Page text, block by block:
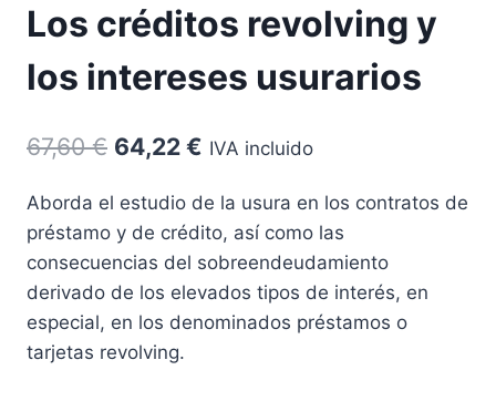
Los créditos revolving y
los intereses usurarios
67,60€ El
original
era:
67,60 €.
64,22€ El
actual
es:
64,22 €.
IVA incluido
Aborda el estudio de la usura en los contratos de
préstamo y de crédito, así como las
consecuencias del sobreendeudamiento
derivado de los elevados tipos de interés, en
especial, en los denominados préstamos o
tarjetas revolving.